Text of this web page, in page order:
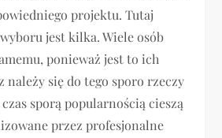
projektu. Tutaj
jest kilka. Wiele osób
ponieważ jest to ich
należy się do tego sporo rzeczy
czas sporą popularnością cieszą
przez profesjonalne